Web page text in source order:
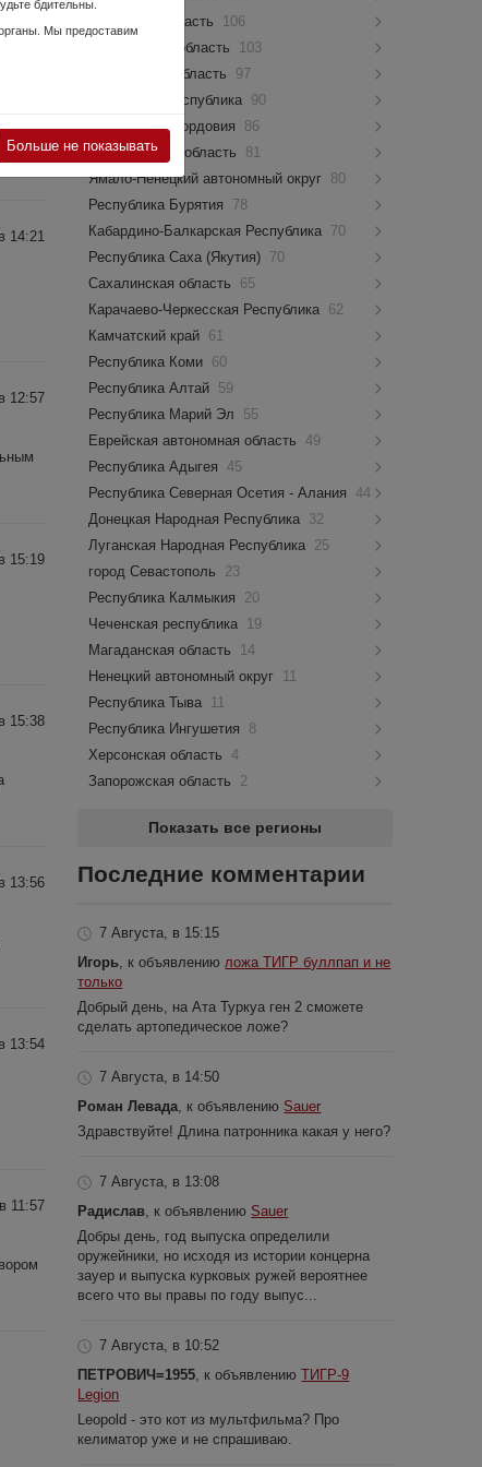
14:21
12:57
15:19
15:38
13:56
13:54
11:57
бдительны.
Мы предоставим
Больше не показывать
Псковская область
106
Костромская область
103
Мурманская область
97
Чувашская Республика 90
Республика Мордовия
86
Новгородская область
81
Ямало-Ненецкий автономный округ 80
Республика Бурятия
78
Кабардино-Балкарская Республика 70
Республика Саха (Якутия) 70
Сахалинская область
65
Карачаево-Черкесская Республика 62
Камчатский край 61
Республика Коми 60
Республика Алтай 59
Республика Марий Эл
55
Еврейская автономная область
49
Республика Адыгея
45
Республика Северная Осетия - Алания
44
Донецкая Народная Республика 32
Луганская Народная Республика 25
город Севастополь
23
Республика Калмыкия
20
Чеченская республика 19
Магаданская область
14
Ненецкий автономный округ 11
Республика Тыва 11
Республика Ингушетия
8
Херсонская область
4
Запорожская область
2
Показать все регионы
Последние комментарии
7 Августа, в 15:15
Игорь , к объявлению ложа ТИГР буллпап и не
только
Добрый день, на Ата Туркуа ген 2 сможете
сделать артопедическое ложе?
7 Августа, в 14:50
Роман Левада , к объявлению Sauer
Здравствуйте! Длина патронника какая у него?
7 Августа, в 13:08
Радислав , к объявлению Sauer
Добры день, год выпуска определили
оружейники, но исходя из истории концерна
зауер и выпуска курковых ружей вероятнее
всего что вы правы по году выпус...
7 Августа, в 10:52
ПЕТРОВИЧ=1955 , к объявлениюТИГР-9
Legion
Leopold - это кот из мультфильма? Про
келиматор уже и не спрашиваю.